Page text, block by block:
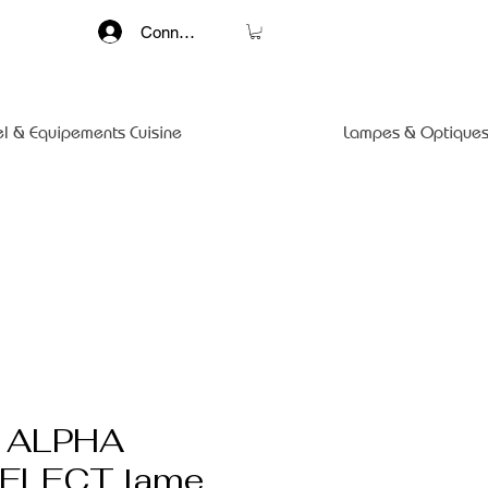
Connexion
& Equipements Cuisine Lampes &